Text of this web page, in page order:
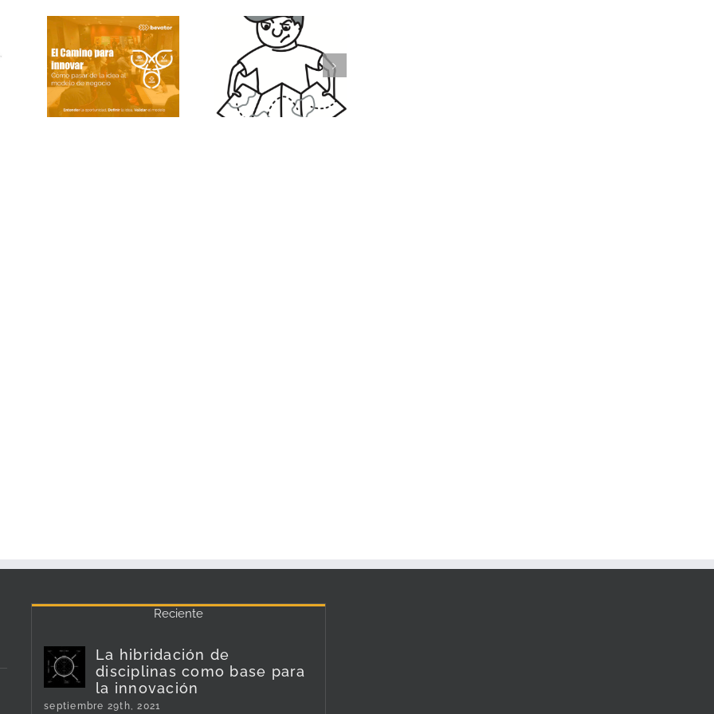
El riesgo y la
incertidumbre al
emprender: ¿lo
toleras o te
bloquea?
¿Cuál es el
camino correcto
para la innovación
en las empresas?
Reciente
La hibridación de
disciplinas como base para
la innovación
septiembre 29th, 2021